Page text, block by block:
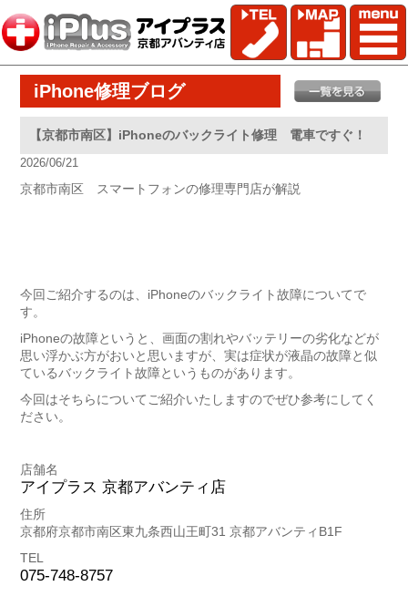
iPhone修理ブログ
【京都市南区】iPhoneのバックライト修理 電車ですぐ！
2026/06/21
京都市南区 スマートフォンの修理専門店が解説
今回ご紹介するのは、iPhoneのバックライト故障についてで
す。
iPhoneの故障というと、画面の割れやバッテリーの劣化などが
思い浮かぶ方がおいと思いますが、実は症状が液晶の故障と似
ているバックライト故障というものがあります。
今回はそちらについてご紹介いたしますのでぜひ参考にしてく
ださい。
店舗名
アイプラス 京都アバンティ店
住所
京都府京都市南区東九条西山王町31 京都アバンティB1F
TEL
075-748-8757